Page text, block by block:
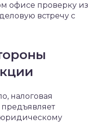
офисе проверку из
встречу с
налоговая